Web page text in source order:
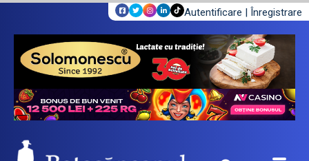
Autentificare | Înregistrare